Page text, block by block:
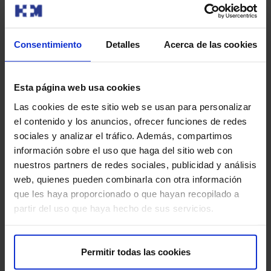
Consentimiento Detalles Acerca de las cookies
Esta página web usa cookies
Las cookies de este sitio web se usan para personalizar
el contenido y los anuncios, ofrecer funciones de redes
sociales y analizar el tráfico. Además, compartimos
información sobre el uso que haga del sitio web con
nuestros partners de redes sociales, publicidad y análisis
web, quienes pueden combinarla con otra información
que les haya proporcionado o que hayan recopilado a
partir del uso que haya hecho de sus servicios.
Permitir todas las cookies
recolectar piezas con el mismo animal para
agruparlos.
Constellations(Djeco): Juego para trabajar la
velocidad de procesamiento. Utilizando la rapidez y
agudeza visual, deberás encontrar las constelaciones
de los colores indicados.